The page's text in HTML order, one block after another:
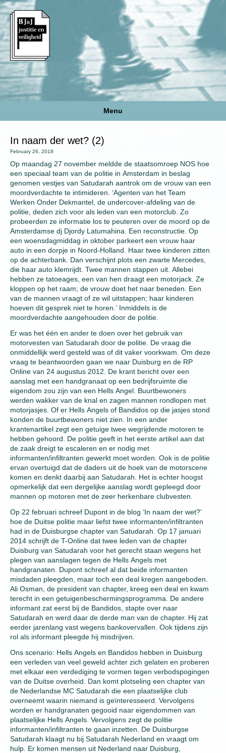
Menu
In naam der wet? (2)
February 26, 2018
Op maandag 27 november meldde de staatsomroep NOS hoe
een speciaal team van de politie in Amsterdam in beslag
genomen vestjes van Satudarah aantrok om de vrouw van een
moordverdachte te intimideren. ‘Agenten van het Team
Werken Onder Dekmantel, de undercover-afdeling van de
politie, deden zich voor als leden van een motorclub. Zo
probeerden ze informatie los te peuteren over de moord op de
Amsterdamse dj Djordy Latumahina. Een reconstructie. Op
een woensdagmiddag in oktober parkeert een vrouw haar
auto in een dorpje in Noord-Holland. Haar twee kinderen zitten
op de achterbank. Dan verschijnt plots een zwarte Mercedes,
die haar auto klemrijdt. Twee mannen stappen uit. Allebei
hebben ze tatoeages, een van hen draagt een motorjack. Ze
kloppen op het raam; de vrouw doet het naar beneden. Een
van de mannen vraagt of ze wil uitstappen; haar kinderen
hoeven dit gesprek niet te horen.’ Inmiddels is de
moordverdachte aangehouden door de politie.
Er was het één en ander te doen over het gebruik van
motorvesten van Satudarah door de politie. De vraag die
onmiddellijk werd gesteld was of dit vaker voorkwam. Om deze
vraag te beantwoorden gaan we naar Duisburg en de RP
Online van 24 augustus 2012. De krant bericht over een
aanslag met een handgranaat op een bedrijfsruimte die
eigendom zou zijn van een Hells Angel. Buurtbewoners
werden wakker van de knal en zagen mannen rondlopen met
motorjasjes. Of er Hells Angels of Bandidos op die jasjes stond
konden de buurtbewoners niet zien. In een ander
krantenartikel zegt een getuige twee wegrijdende motoren te
hebben gehoord. De politie geeft in het eerste artikel aan dat
de zaak dreigt te escaleren en er nodig met
informanten/infiltranten gewerkt moet worden. Ook is de politie
ervan overtuigd dat de daders uit de hoek van de motorscene
komen en denkt daarbij aan Satudarah. Het is echter hoogst
opmerkelijk dat een dergelijke aanslag wordt gepleegd door
mannen op motoren met de zeer herkenbare clubvesten.
Op 22 februari schreef Dupont in de blog ‘In naam der wet?’
hoe de Duitse politie maar liefst twee informanten/infiltranten
had in de Duisburgse chapter van Satudarah. Op 17 januari
2014 schrijft de T-Online dat twee leden van de chapter
Duisburg van Satudarah voor het gerecht staan wegens het
plegen van aanslagen tegen de Hells Angels met
handgranaten. Dupont schreef al dat beide informanten
misdaden pleegden, maar toch een deal kregen aangeboden.
Ali Osman, de president van chapter, kreeg een deal en kwam
terecht in een getuigenbeschermingsprogramma. De andere
informant zat eerst bij de Bandidos, stapte over naar
Satudarah en werd daar de derde man van de chapter. Hij zat
eerder jarenlang vast wegens bankovervallen. Ook tijdens zijn
rol als informant pleegde hij misdrijven.
Ons scenario: Hells Angels en Bandidos hebben in Duisburg
een verleden van veel geweld achter zich gelaten en proberen
met elkaar een verdediging te vormen tegen verbodspogingen
van de Duitse overheid. Dan komt plotseling een chapter van
de Nederlandse MC Satudarah die een plaatselijke club
overneemt waarin niemand is geïnteresseerd. Vervolgens
worden er handgranaten gegooid naar eigendommen van
plaatselijke Hells Angels. Vervolgens zegt de politie
informanten/infiltranten te gaan inzetten. De Duisburgse
Satudarah klaagt nu bij Satudarah Nederland en vraagt om
hulp. Er komen mensen uit Nederland naar Duisburg,